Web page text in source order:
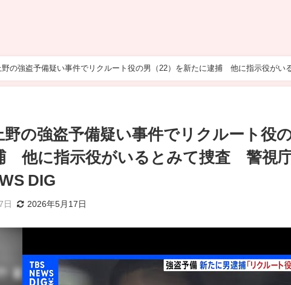
野の強盗予備疑い事件でリクルート役の男（22）を新たに逮捕 他に指示役がい
野の強盗予備疑い事件でリクルート役
他に指示役がいるとみて捜査 警視庁
DIG
日 2026年5月17日